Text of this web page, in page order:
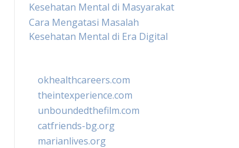
Kesehatan Mental di Masyarakat
Cara Mengatasi Masalah
Kesehatan Mental di Era Digital
okhealthcareers.com
theintexperience.com
unboundedthefilm.com
catfriends-bg.org
marianlives.org